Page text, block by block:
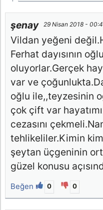
şenay 29 Nisan 2018 -
Vildan yeğeni
Ferhat dayısının
oluyorlar.Gerçek
var ve
oğlu ile,,teyzesinin
çok çift var
cezasını
tehlikeliler.Kimin
şeytan üçgeninin
güzel konusu
Beğen 0 0